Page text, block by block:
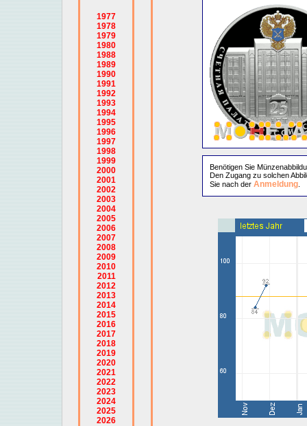
1977
1978
1979
1980
1988
1989
1990
1991
1992
1993
1994
1995
1996
1997
1998
1999
2000
2001
2002
2003
2004
2005
2006
2007
2008
2009
2010
2011
2012
2013
2014
2015
2016
2017
2018
2019
2020
2021
2022
2023
2024
2025
2026
Benötigen Sie
Den Zugang zu solchen
Sie nach der Anmeldung.